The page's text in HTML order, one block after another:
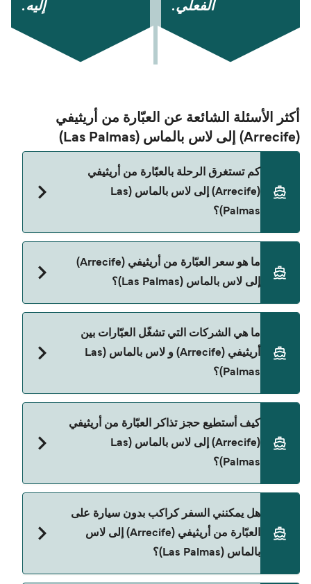
الفعلي. إليه.
أكثر الأسئلة الشائعة عن العبّارة من أريثيفي
(Arrecife) إلى لاس بالماس (Las Palmas)
كم تستغرق الرحلة بالعبّارة من أريثيفي
(Arrecife) إلى لاس بالماس (Las
Palmas)؟
الإبحار ممكن تختلف حسب الموسم والشركة، لذلك
ننصحك بمراجعة الأوقات المباشرة باستخدام Direct
ما هو سعر العبّارة من أريثيفي (Arrecife)
إلى لاس بالماس (Las Palmas)؟
(Las Palmas) يختلف حسب الموسم. متوسط سعر
الرحلة هو 1٬226٫83 ر.ق.‏SAR. السعر لا يشمل رسوم
ما هي الشركات التي تشغّل العبّارات بين
أريثيفي (Arrecife) و لاس بالماس (Las
Palmas)؟
إلى لاس بالماس (Las Palmas). وهي:
Balearia
Naviera Armas
كيف أستطيع حجز تذاكر العبّارة من أريثيفي
(Arrecife) إلى لاس بالماس (Las
Palmas)؟
صفحة العروض لمعرفة أحدث التخفيضات.
هل يمكنني السفر كراكب بدون سيارة على
العبّارة من أريثيفي (Arrecife) إلى لاس
بالماس (Las Palmas)؟